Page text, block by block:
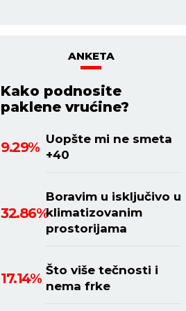
ANKETA
Kako podnosite
paklene vrućine?
9.29%
Uopšte mi ne smeta
+40
32.86%
Boravim u isključivo u
klimatizovanim
prostorijama
17.14%
Što više tečnosti i
nema frke